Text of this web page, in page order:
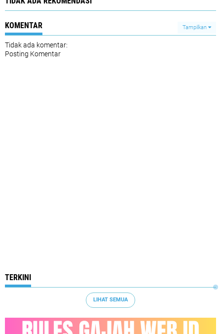
KOMENTAR Tampilkan
Tidak ada komentar:
Posting Komentar
TERKINI
LIHAT SEMUA